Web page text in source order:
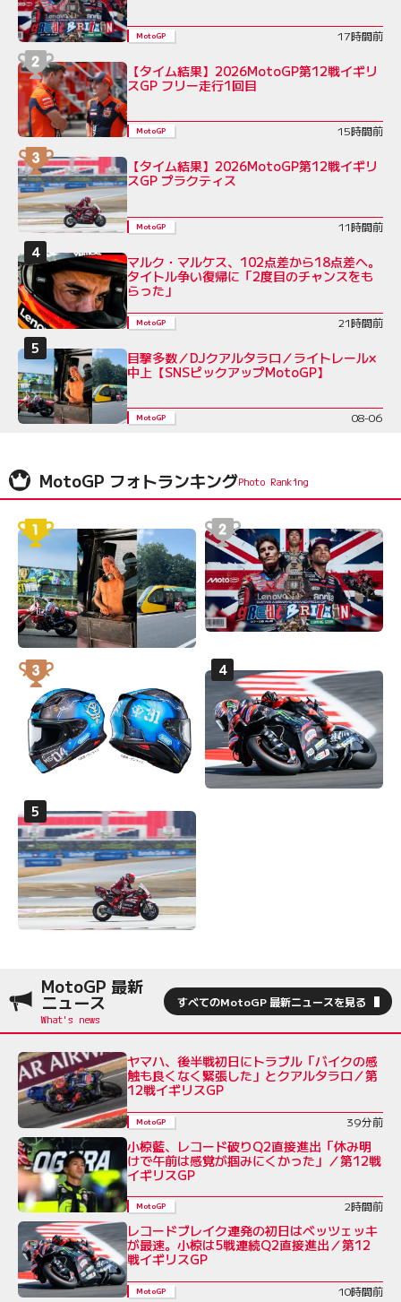
MotoGP 17時間前
【タイム結果】2026MotoGP第12戦イギリ
スGP フリー走行1回目
MotoGP 15時間前
【タイム結果】2026MotoGP第12戦イギリ
スGP プラクティス
MotoGP 11時間前
マルク・マルケス、102点差から18点差へ。
タイトル争い復帰に「2度目のチャンスをも
らった」
MotoGP 21時間前
目撃多数／DJクアルタラロ／ライトレール×
中上【SNSピックアップMotoGP】
MotoGP 08-06
MotoGP フォトランキング
MotoGP 最新
ニュース すべてのMotoGP 最新ニュースを見る
ヤマハ、後半戦初日にトラブル「バイクの感
触も良くなく緊張した」とクアルタラロ／第
12戦イギリスGP
MotoGP 39分前
小椋藍、レコード破りQ2直接進出「休み明
けで午前は感覚が掴みにくかった」／第12戦
イギリスGP
MotoGP 2時間前
レコードブレイク連発の初日はベッツェッキ
が最速。小椋は5戦連続Q2直接進出／第12
戦イギリスGP
MotoGP 10時間前